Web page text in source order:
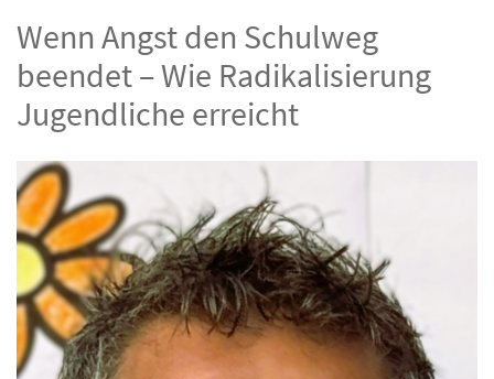
Wenn Angst den Schulweg
beendet – Wie Radikalisierung
Jugendliche erreicht